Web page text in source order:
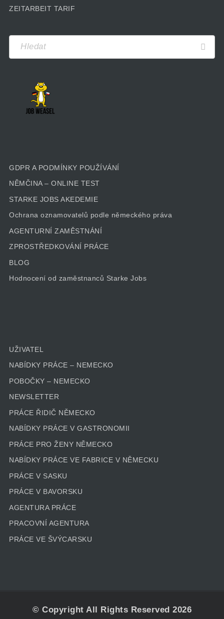
ZEITARBEIT TARIF
GDPR A PODMÍNKY POUŽÍVÁNÍ
NĚMČINA – ONLINE TEST
STARKE JOBS AKEDEMIE
Ochrana oznamovatelů podle německého práva
AGENTURNÍ ZAMĚSTNÁNÍ
ZPROSTŘEDKOVÁNÍ PRÁCE
BLOG
Hodnocení od zaměstnanců Starke Jobs
UŽIVATEL
NABÍDKY PRÁCE – NEMECKO
POBOČKY – NEMECKO
NEWSLETTER
PRÁCE ŘIDIČ NĚMECKO
NABÍDKY PRÁCE V GASTRONOMII
PRÁCE PRO ŽENY NĚMECKO
NABÍDKY PRÁCE VE FABRICE V NĚMECKU
PRÁCE V SASKU
PRÁCE V BAVORSKU
AGENTURA PRÁCE
PRACOVNÍ AGENTURA
PRÁCE VE ŠVÝCARSKU
© Copyright All Rights Reserved 2026